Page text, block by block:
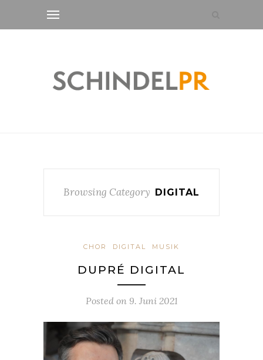
Browsing Category DIGITAL
CHOR DIGITAL MUSIK
DUPRÉ DIGITAL
Posted on 9. Juni 2021